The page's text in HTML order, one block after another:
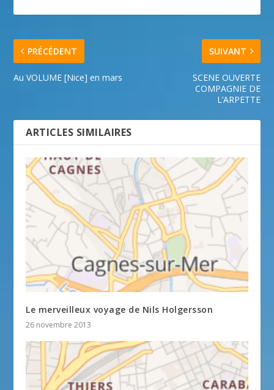
PRÉCÉDENT
Au VOLUME [Nice] en mars
SUIVANT
SCENE OUVERTE
COMPAGNIE DE
L’ARPETTE
ARTICLES SIMILAIRES
Le merveilleux voyage de Nils Holgersson
26 novembre 2013